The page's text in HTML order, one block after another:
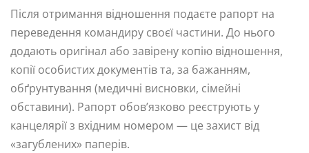
Після отримання відношення подаєте рапорт на
переведення командиру своєї частини. До нього
додають оригінал або завірену копію відношення,
копії особистих документів та, за бажанням,
обґрунтування (медичні висновки, сімейні
обставини). Рапорт обов’язково реєструють у
канцелярії з вхідним номером — це захист від
«загублених» паперів.